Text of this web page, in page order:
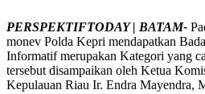
PERSPEKTIFTODAY | BATAM-
monev Polda Kepri mendapatkan
Informatif merupakan Kategori yang
tersebut disampaikan oleh Ketua
Kepulauan Riau Ir. Endra Mayendra,